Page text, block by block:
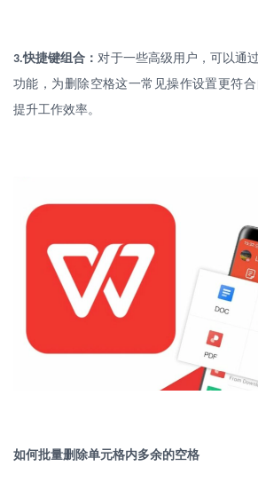
3.快捷键组合：对于一些高级用户，可以通
功能，为删除空格这一常见操作设置更符合
提升工作效率。
如何批量删除单元格内多余的空格